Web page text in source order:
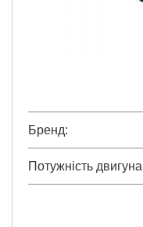
Бренд
Потужність двигуна